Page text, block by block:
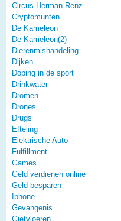
Circus Herman Renz
Cryptomunten
De Kameleon
De Kameleon(2)
Dierenmishandeling
Dijken
Doping in de sport
Drinkwater
Dromen
Drones
Drugs
Efteling
Elektrische Auto
Fulfillment
Games
Geld verdienen online
Geld besparen
Iphone
Gevangenis
Gietvloeren